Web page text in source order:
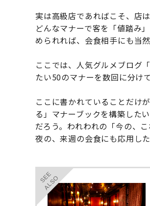
実は高級店であればこそ、店
どんなマナーで客を「値踏み
められれば、会食相手にも当
ここでは、人気グルメブログ「
たい50のマナーを数回に分け
ここに書かれていることだけ
る」マナーブックを構築した
だろう。われわれの「今の、
夜の、来週の会食にも応用した
SEE
ALSO